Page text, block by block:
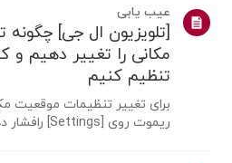
مدل ها ایجاد شده است، بنابرا...
عیب یابی
[تلویزیون ال جی]
مکانی را تغییر دهیم و
تنظیم کنیم